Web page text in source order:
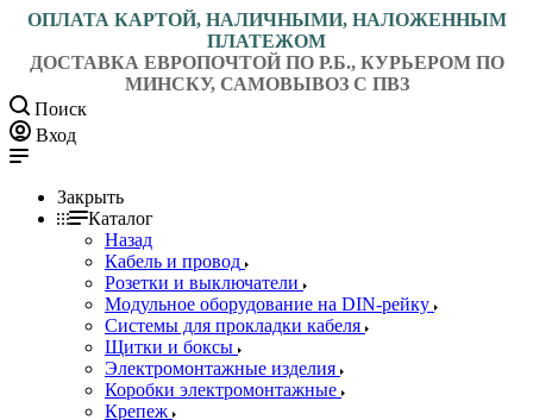
ОПЛАТА КАРТОЙ, НАЛИЧНЫМИ, НАЛОЖЕННЫМ
ПЛАТЕЖОМ
ДОСТАВКА ЕВРОПОЧТОЙ ПО Р.Б., КУРЬЕРОМ ПО
МИНСКУ, САМОВЫВОЗ С ПВЗ
Поиск
Вход
Закрыть
Каталог
Назад
Кабель и провод
Розетки и выключатели
Модульное оборудование на DIN-рейку
Системы для прокладки кабеля
Щитки и боксы
Электромонтажные изделия
Коробки электромонтажные
Крепеж